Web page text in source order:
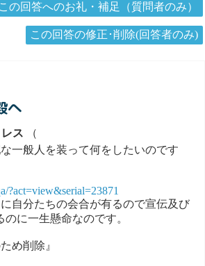
この回答へのお礼・補足（質問者のみ）
この回答の修正･削除(回答者のみ)
へ
レス （
一般人を装って何をしたいのです
?act=view&serial=23871
自分たちの会合が有るので宣伝及び
のに一生懸命なのです。
め削除』